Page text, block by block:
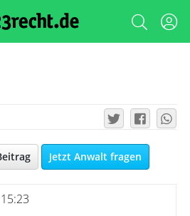
Jetzt Anwalt fragen